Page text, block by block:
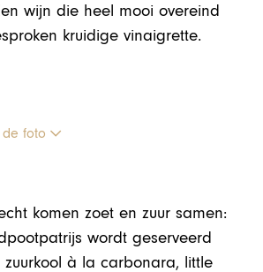
wijn die heel mooi overeind
kruidige vinaigrette.
de foto
komen zoet en zuur samen:
wordt geserveerd
à la carbonara, little